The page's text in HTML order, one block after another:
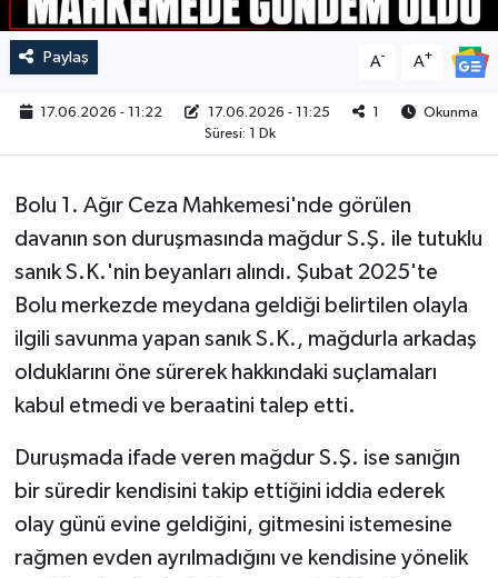
Paylaş A- A+
17.06.2026 - 11:22 17.06.2026 - 11:25
Okunma
Süresi: 1 Dk
Bolu 1. Ağır Ceza Mahkemesi'nde görülen
davanın son duruşmasında mağdur S.Ş. ile tutuklu
sanık S.K.'nin beyanları alındı. Şubat 2025'te
Bolu merkezde meydana geldiği belirtilen olayla
ilgili savunma yapan sanık S.K., mağdurla arkadaş
olduklarını öne sürerek hakkındaki suçlamaları
kabul etmedi ve beraatini talep etti.
Duruşmada ifade veren mağdur S.Ş. ise sanığın
bir süredir kendisini takip ettiğini iddia ederek
olay günü evine geldiğini, gitmesini istemesine
rağmen evden ayrılmadığını ve kendisine yönelik